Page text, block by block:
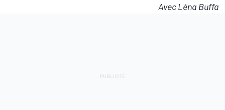
Avec Léna Buffa